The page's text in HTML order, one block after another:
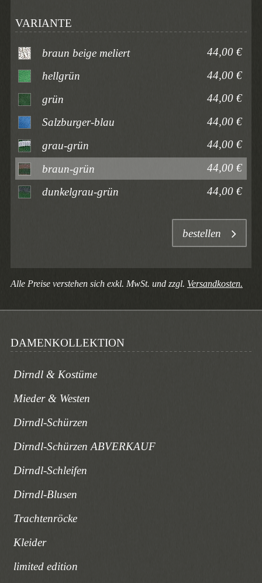
VARIANTE
braun beige meliert
44,00 €
hellgrün
44,00 €
grün
44,00 €
Salzburger-blau
44,00 €
grau-grün
44,00 €
braun-grün
44,00 €
dunkelgrau-grün
44,00 €
bestellen
Alle Preise verstehen sich exkl. MwSt. und zzgl. Versandkosten.
DAMENKOLLEKTION
Dirndl & Kostüme
Mieder & Westen
Dirndl-Schürzen
Dirndl-Schürzen ABVERKAUF
Dirndl-Schleifen
Dirndl-Blusen
Trachtenröcke
Kleider
limited edition